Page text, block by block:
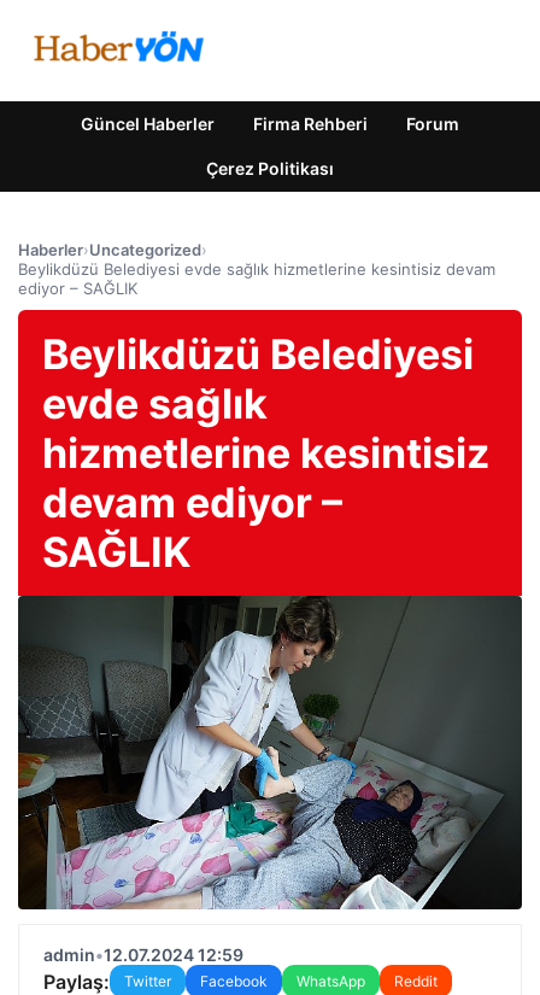
Güncel Haberler Firma Rehberi Forum
Çerez Politikası
Haberler›Uncategorized›
Beylikdüzü Belediyesi evde sağlık hizmetlerine kesintisiz devam
ediyor – SAĞLIK
Beylikdüzü Belediyesi
evde sağlık
hizmetlerine kesintisiz
devam ediyor –
SAĞLIK
admin•12.07.2024 12:59
Paylaş: Twitter Facebook WhatsApp
Reddit